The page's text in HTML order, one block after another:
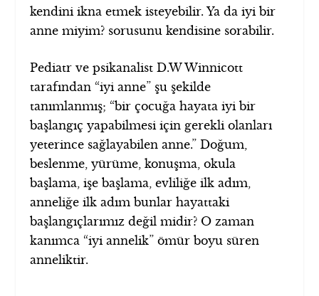
kendini ikna etmek isteyebilir. Ya da iyi bir
anne miyim? sorusunu kendisine sorabilir.
Pediatr ve psikanalist D.W Winnicott
tarafından “iyi anne” şu şekilde
tanımlanmış; “bir çocuğa hayata iyi bir
başlangıç yapabilmesi için gerekli olanları
yeterince sağlayabilen anne.” Doğum,
beslenme, yürüme, konuşma, okula
başlama, işe başlama, evliliğe ilk adım,
anneliğe ilk adım bunlar hayattaki
başlangıçlarımız değil midir? O zaman
kanımca “iyi annelik” ömür boyu süren
anneliktir.